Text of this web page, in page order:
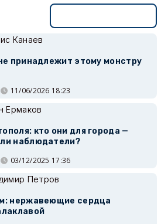
Канаев
принадлежит этому монстру
11/06/2026 18:23
Ермаков
кто они для города —
наблюдатели?
03/12/2025 17:36
Петров
нержавеющие сердца